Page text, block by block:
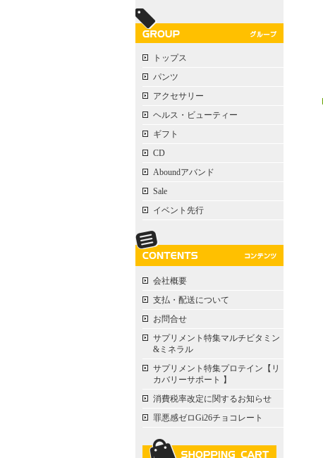
トップス
パンツ
アクセサリー
ヘルス・ビューティー
ギフト
CD
Aboundアバンド
Sale
イベント先行
会社概要
支払・配送について
お問合せ
サプリメント特集マルチビタミン
&ミネラル
サプリメント特集プロテイン【リ
カバリーサポート 】
消費税率改定に関するお知らせ
罪悪感ゼロGi26チョコレート